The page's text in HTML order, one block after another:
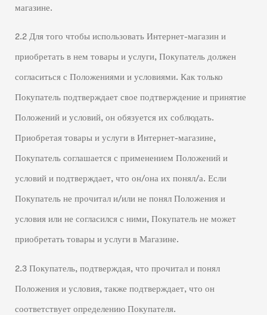
магазине.
2.2 Для того чтобы использовать Интернет-магазин и
приобретать в нем товары и услуги, Покупатель должен
согласиться с Положениями и условиями. Как только
Покупатель подтверждает свое подтверждение и принятие
Положений и условий, он обязуется их соблюдать.
Приобретая товары и услуги в Интернет-магазине,
Покупатель соглашается с применением Положений и
условий и подтверждает, что он/она их понял/а. Если
Покупатель не прочитал и/или не понял Положения и
условия или не согласился с ними, Покупатель не может
приобретать товары и услуги в Магазине.
2.3 Покупатель, подтверждая, что прочитал и понял
Положения и условия, также подтверждает, что он
соответствует определению Покупателя.